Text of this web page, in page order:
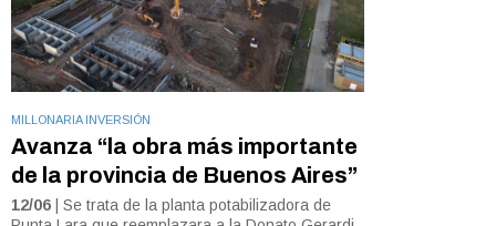
MILLONARIA INVERSIÓN
Avanza “la obra más importante
de la provincia de Buenos Aires”
12/06 | Se trata de la planta potabilizadora de